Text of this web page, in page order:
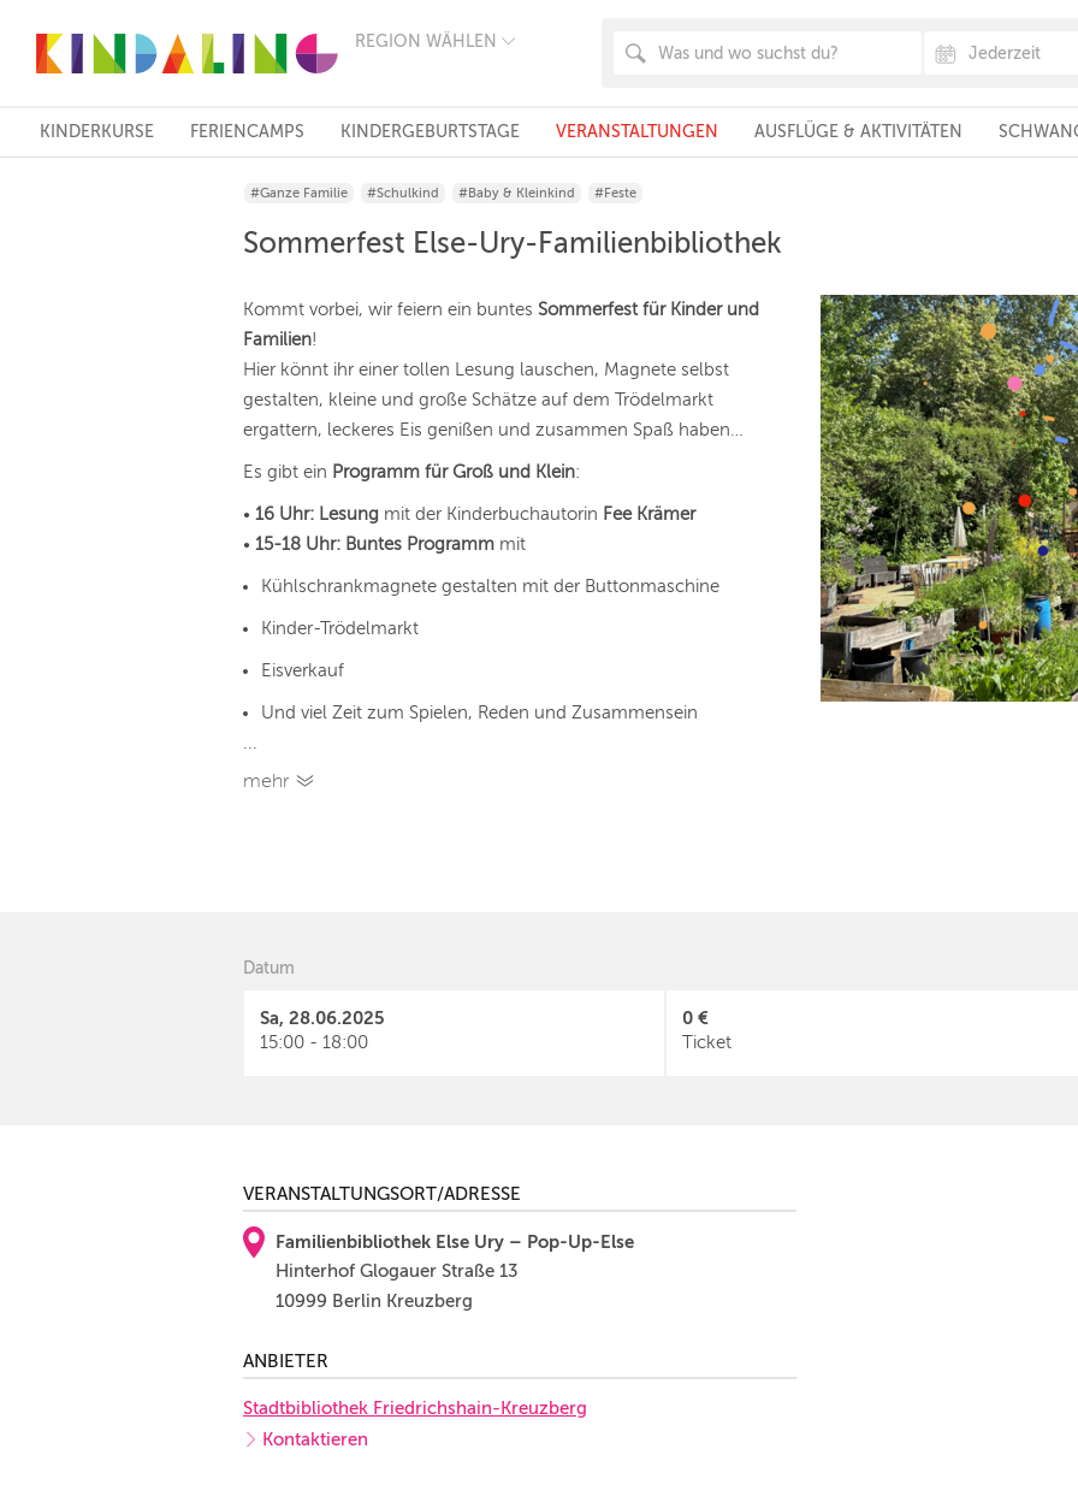
REGION WÄHLEN
FRANKFURT
KÖLN
STUTTGART
ESSEN
HANNOVER
DRESDEN
ZÜRICH
ANDERE
REGIONEN
KINDERKURSE FERIENCAMPS KINDERGEBURTSTAGE VERANSTALTUNGEN AUSFLÜGE & AKTIVITÄTEN
#Ganze Familie #Schulkind #Baby & Kleinkind #Feste
Sommerfest Else-Ury-Familienbibliothek
Kommt vorbei, wir feiern ein buntes Sommerfest für Kinder und
Familien!
Hier könnt ihr einer tollen Lesung lauschen, Magnete selbst
gestalten, kleine und große Schätze auf dem Trödelmarkt
ergattern, leckeres Eis genißen und zusammen Spaß haben…
Es gibt ein Programm für Groß und Klein:
• 16 Uhr: Lesung mit der Kinderbuchautorin Fee Krämer
• 15-18 Uhr: Buntes Programm mit
Kühlschrankmagnete gestalten mit der Buttonmaschine
Kinder-Trödelmarkt
Eisverkauf
Und viel Zeit zum Spielen, Reden und Zusammensein
mehr
Datum
Sa, 28.06.2025
15:00 - 18:00
0 €
Ticket
VERANSTALTUNGSORT/ADRESSE
Familienbibliothek Else Ury – Pop-Up-Else
Hinterhof Glogauer Straße 13
10999 Berlin Kreuzberg
ANBIETER
Stadtbibliothek Friedrichshain-Kreuzberg
Kontaktieren